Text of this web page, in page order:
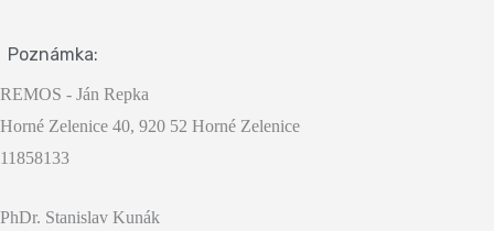
Poznámka:
REMOS - Ján Repka
Horné Zelenice 40, 920 52 Horné Zelenice
11858133
PhDr. Stanislav Kunák